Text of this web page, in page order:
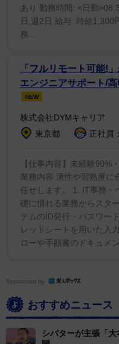
また、ガブリアスは北
地方で初登場している
属していたことと二刀
ているなど、ネット上
kAzさんは「びっくりし
が165キロ。これが大体
すね」。非公式だがガ
数字まで合ってるんか
ね。ただの偶然の一致
互いのオーラがほんと
った。
15日までで、ツイート
ズリに「改めてガブリア
じました。ああ今WBC
と」と感想を語った。
判的な声よりも面白い
あり 勤務時間: <日勤
日,週2日 給与: 時給1,300
務...
「フルリモート可能!
エンジニアサポート/
NEW
株式会社DYMキャリア
東京都
正社員
【仕事内容】未経験90%
業務内容 適性や習熟度に
任せします。 1. IT事務・
礎に慣れる業務からスタ
テムのID発行・パスワー
レッドシートを用いた入
ローや手順書のドキュメ
Sponsored by
おすすめニュース
シバターが主張「